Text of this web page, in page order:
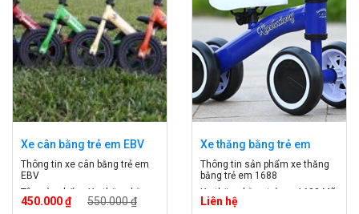
Xe cân bằng trẻ em EBV
Thông tin xe cân bằng trẻ em
EBV
Tên sản phẩm: Xe thăng bằng
cho bé Mã sản phẩm: EBV Độ
450.000 ₫
550.000 ₫
Xe thăng bằng trẻ em
1688
Thông tin sản phẩm xe thăng
bằng trẻ em 1688
Xe thăng bằng trẻ em 1688 Mã
sản phẩm: 1688 Độ tuổi: trên 1
Liên hệ